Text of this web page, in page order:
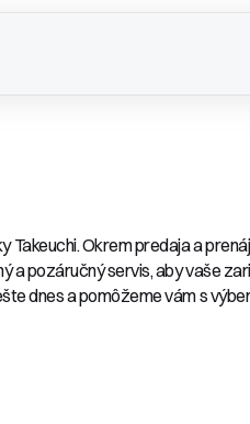
Takeuchi. Okrem predaja a
a pozáručný servis, aby vaše
dnes a pomôžeme vám s